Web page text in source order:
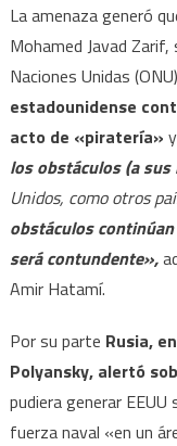
La amenaza generó
Mohamed Javad
Naciones Unidas
estadounidense
acto de «piratería»
los obstáculos (a
Unidos, como otros
obstáculos
será contundente»,
Amir Hatamí.
Por su parte Rusia,
Polyansky, alertó
pudiera generar
fuerza naval «en un